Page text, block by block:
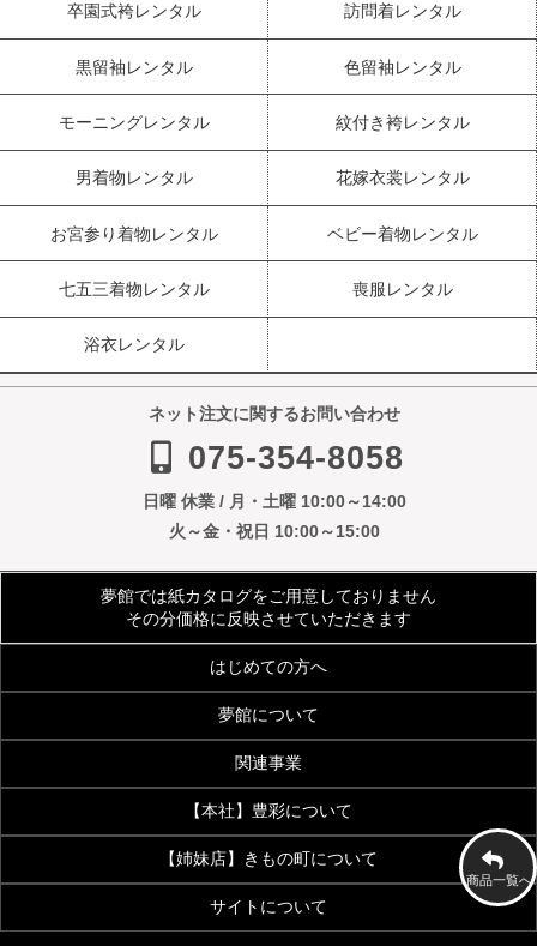
商品一覧へ
卒園式袴レンタル 訪問着レンタル
黒留袖レンタル 色留袖レンタル
モーニングレンタル 紋付き袴レンタル
男着物レンタル 花嫁衣裳レンタル
お宮参り着物レンタル ベビー着物レンタル
七五三着物レンタル 喪服レンタル
浴衣レンタル
ネット注文に関するお問い合わせ
075-354-8058
日曜 休業 / 月・土曜 10:00～14:00
火～金・祝日 10:00～15:00
夢館では紙カタログをご用意しておりません
その分価格に反映させていただきます
はじめての方へ
夢館について
お問い合わせ
関連事業
【着付・美容】夢館beauty 京都観光着物レンタル
京都烏丸五条観光案内所
【本社】豊彩について
豊彩公式サイト きものクリニック
【姉妹店】きもの町について
着物・和装通販 京都きもの町
[KIMONOMACHI]本店
[七五三特集]
サイトについて